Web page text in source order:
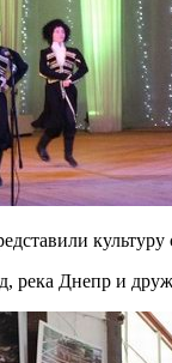
река Днепр и